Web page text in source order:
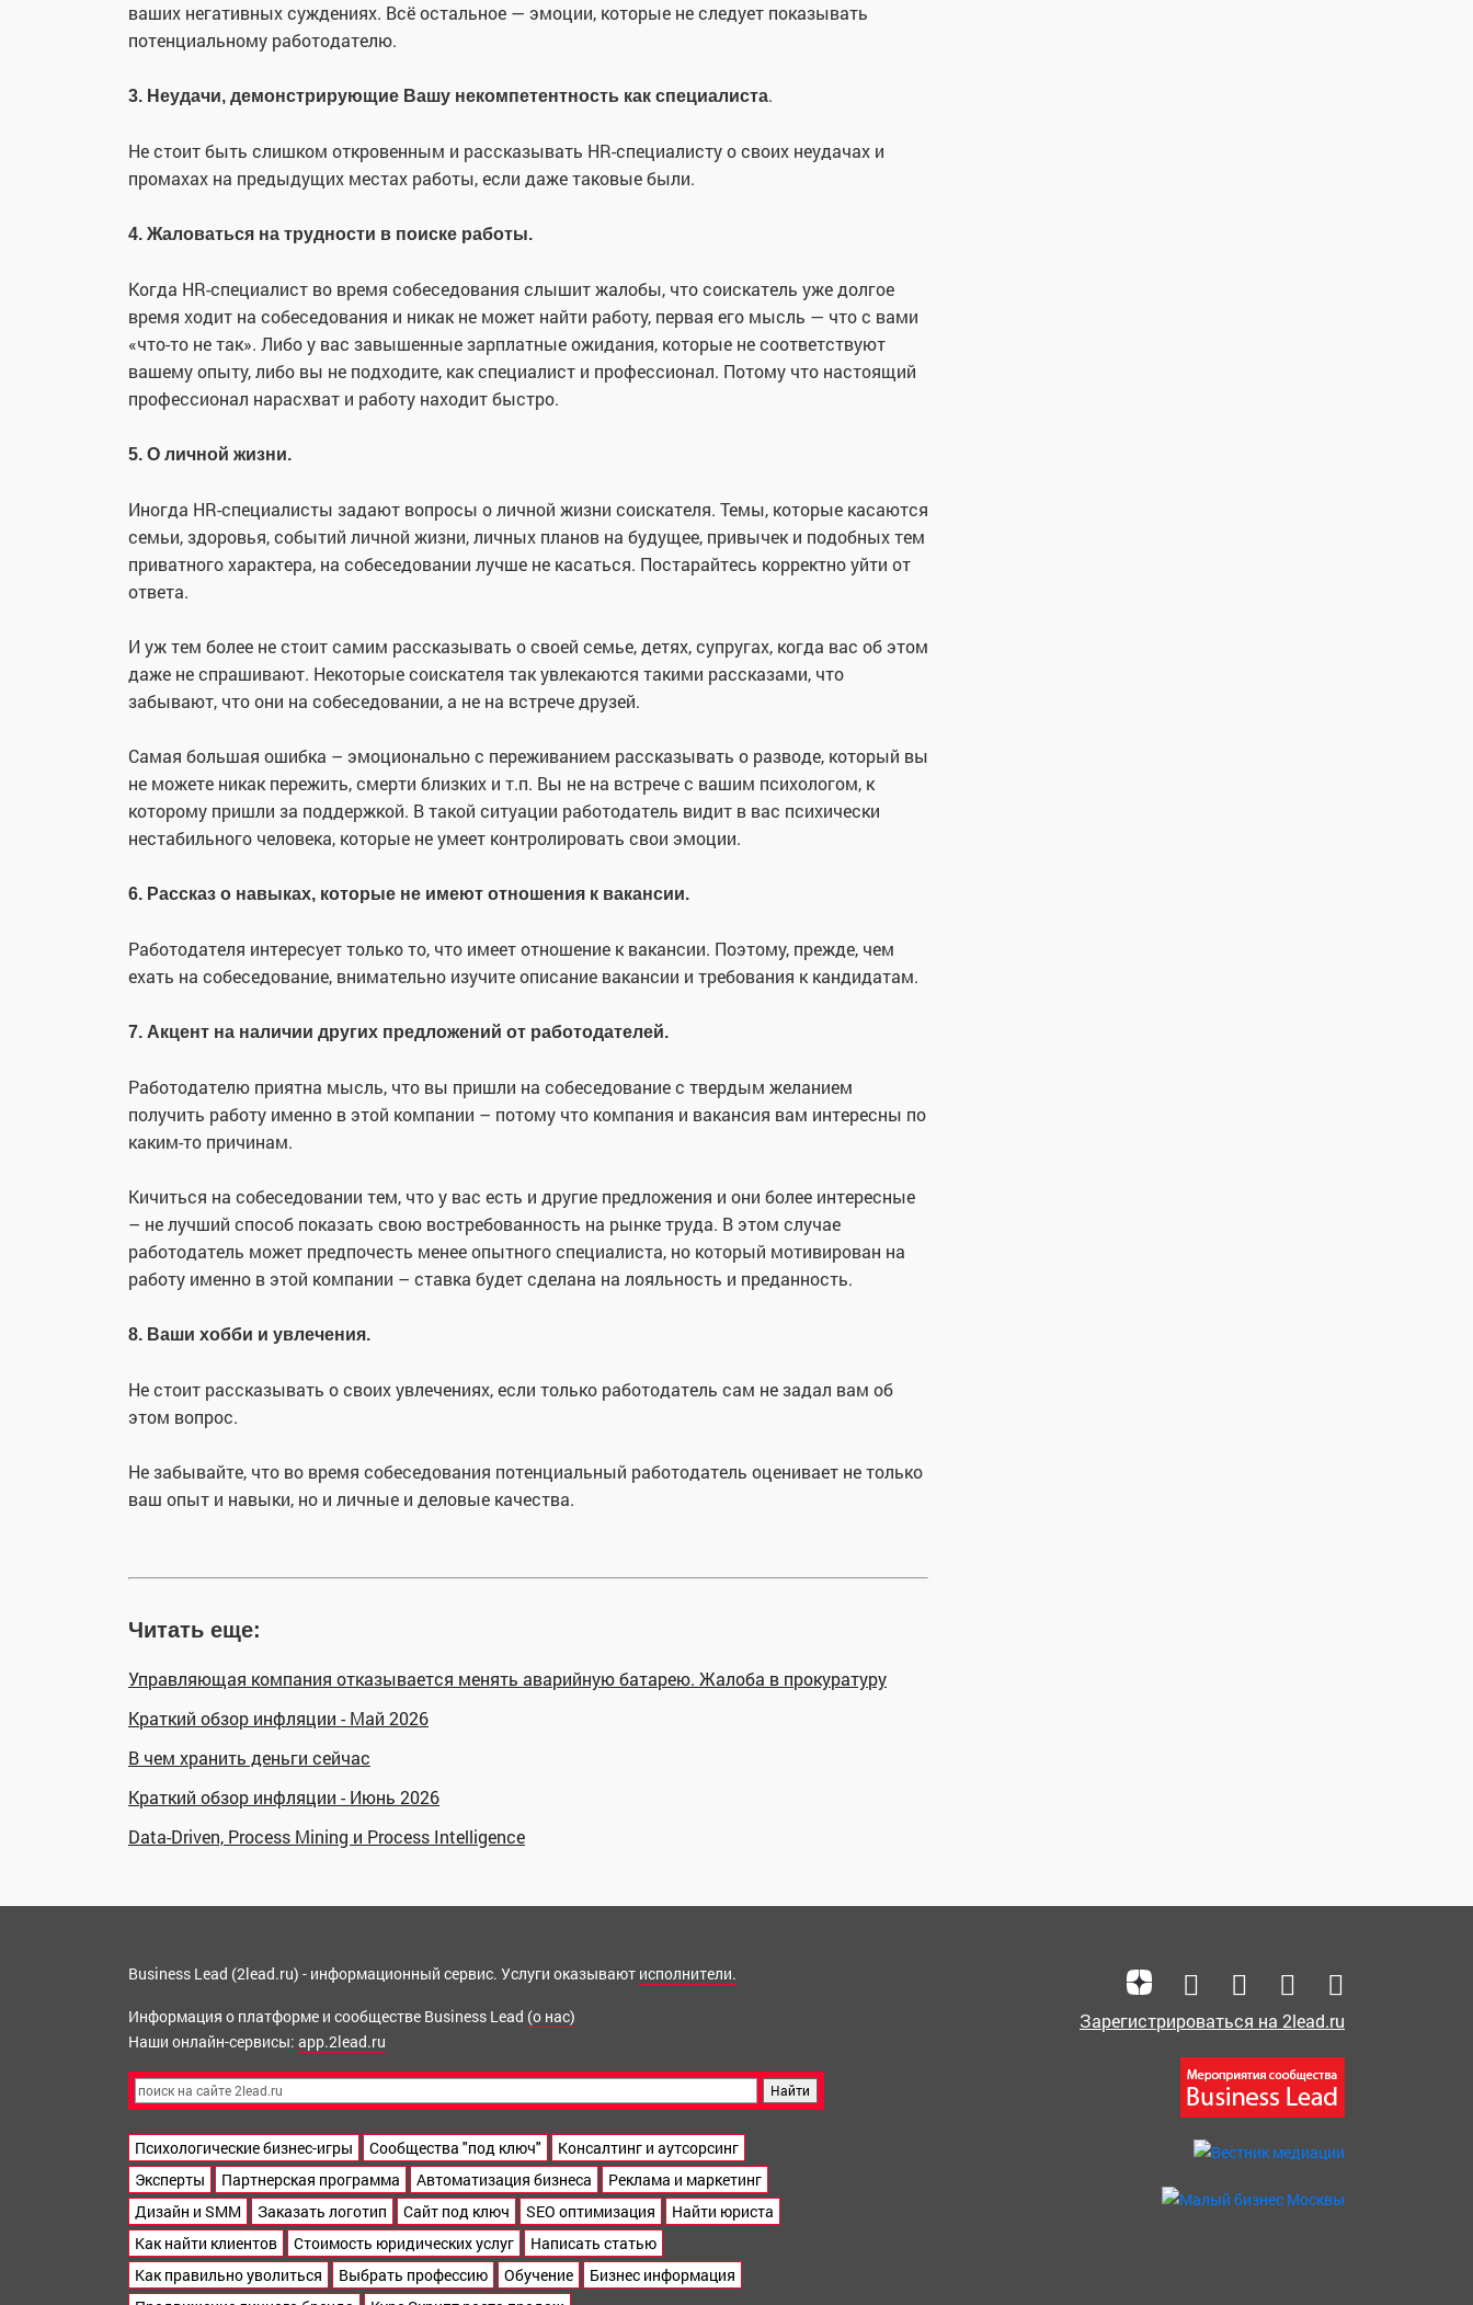
ваших негативных суждениях. Всё остальное — эмоции, которые не следует показывать
потенциальному работодателю.
3. Неудачи, демонстрирующие Вашу некомпетентность как специалиста.
Не стоит быть слишком откровенным и рассказывать HR-специалисту о своих неудачах и
промахах на предыдущих местах работы, если даже таковые были.
4. Жаловаться на трудности в поиске работы.
Когда HR-специалист во время собеседования слышит жалобы, что соискатель уже долгое
время ходит на собеседования и никак не может найти работу, первая его мысль — что с вами
«что-то не так». Либо у вас завышенные зарплатные ожидания, которые не соответствуют
вашему опыту, либо вы не подходите, как специалист и профессионал. Потому что настоящий
профессионал нарасхват и работу находит быстро.
5. О личной жизни.
Иногда HR-специалисты задают вопросы о личной жизни соискателя. Темы, которые касаются
семьи, здоровья, событий личной жизни, личных планов на будущее, привычек и подобных тем
приватного характера, на собеседовании лучше не касаться. Постарайтесь корректно уйти от
ответа.
И уж тем более не стоит самим рассказывать о своей семье, детях, супругах, когда вас об этом
даже не спрашивают. Некоторые соискателя так увлекаются такими рассказами, что
забывают, что они на собеседовании, а не на встрече друзей.
Самая большая ошибка – эмоционально с переживанием рассказывать о разводе, который вы
не можете никак пережить, смерти близких и т.п. Вы не на встрече с вашим психологом, к
которому пришли за поддержкой. В такой ситуации работодатель видит в вас психически
нестабильного человека, которые не умеет контролировать свои эмоции.
6. Рассказ о навыках, которые не имеют отношения к вакансии.
Работодателя интересует только то, что имеет отношение к вакансии. Поэтому, прежде, чем
ехать на собеседование, внимательно изучите описание вакансии и требования к кандидатам.
7. Акцент на наличии других предложений от работодателей.
Работодателю приятна мысль, что вы пришли на собеседование с твердым желанием
получить работу именно в этой компании – потому что компания и вакансия вам интересны по
каким-то причинам.
Кичиться на собеседовании тем, что у вас есть и другие предложения и они более интересные
– не лучший способ показать свою востребованность на рынке труда. В этом случае
работодатель может предпочесть менее опытного специалиста, но который мотивирован на
работу именно в этой компании – ставка будет сделана на лояльность и преданность.
8. Ваши хобби и увлечения.
Не стоит рассказывать о своих увлечениях, если только работодатель сам не задал вам об
этом вопрос.
Не забывайте, что во время собеседования потенциальный работодатель оценивает не только
ваш опыт и навыки, но и личные и деловые качества.
Читать еще:
Управляющая компания отказывается менять аварийную батарею. Жалоба в прокуратуру
Краткий обзор инфляции - Май 2026
В чем хранить деньги сейчас
Краткий обзор инфляции - Июнь 2026
Data-Driven, Process Mining и Process Intelligence
Business Lead (2lead.ru) - информационный сервис. Услуги оказывают исполнители.
Информация о платформе и сообществе Business Lead (о нас)
Наши онлайн-сервисы: app.2lead.ru
Психологические бизнес-игры Сообщества "под ключ"
Консалтинг и аутсорсинг
Эксперты
Партнерская программа Автоматизация бизнеса
Реклама и маркетинг
Дизайн и SMM
Заказать логотип Сайт под ключ SEO оптимизация
Найти юриста
Как найти клиентов
Стоимость юридических услуг
Написать статью
Как правильно уволиться
Выбрать профессию Обучение
Бизнес информация
Зарегистрироваться на 2lead.ru